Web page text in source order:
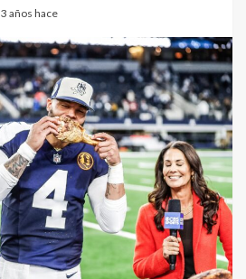
3 años hace